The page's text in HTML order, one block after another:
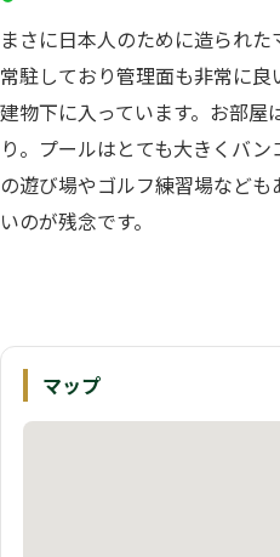
まさに日本人のために造られ
常駐しており管理面も非常に
建物下に入っています。お部
り。プールはとても大きくバ
の遊び場やゴルフ練習場など
いのが残念です。
マップ